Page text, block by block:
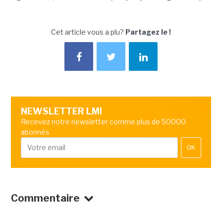
Cet article vous a plu? Partagez le !
NEWSLETTER LMI
Recevez notre newsletter comme plus de 50000
abonnés
OK
Commentaire